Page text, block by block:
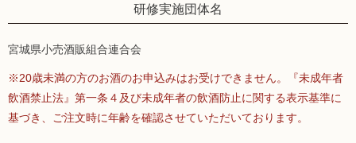
研修実施団体名
宮城県小売酒販組合連合会
※20歳未満の方のお酒のお申込みはお受けできません。『未成年者
飲酒禁止法』第一条４及び未成年者の飲酒防止に関する表示基準に
基づき、ご注文時に年齢を確認させていただいております。